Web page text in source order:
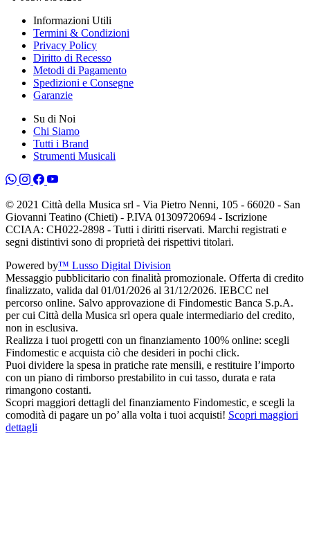
Informazioni Utili
Termini & Condizioni
Privacy Policy
Diritto di Recesso
Metodi di Pagamento
Spedizioni e Consegne
Garanzie
Su di Noi
Chi Siamo
Tutti i Brand
Strumenti Musicali
© 2021 Città della Musica srl - Via Pietro Nenni, 105 - 66020 - San
Giovanni Teatino (Chieti) - P.IVA 01309720694 - Iscrizione
CCIAA: CH022-2898 - Tutti i diritti riservati. Marchi registrati e
segni distintivi sono di proprietà dei rispettivi titolari.
Powered by™ Lusso Digital Division
Messaggio pubblicitario con finalità promozionale. Offerta di credito
finalizzato, valida dal 01/01/2026 al 31/12/2026. IEBCC nel
percorso online. Salvo approvazione di Findomestic Banca S.p.A.
per cui Città della Musica srl opera quale intermediario del credito,
non in esclusiva.
Realizza i tuoi progetti con un finanziamento 100% online: scegli
Findomestic e acquista ciò che desideri in pochi click.
Puoi dividere la spesa in pratiche rate mensili, e restituire l’importo
con un piano di rimborso prestabilito in cui tasso, durata e rata
rimangono costanti.
Scopri maggiori dettagli del finanziamento Findomestic, e scegli la
comodità di pagare un po’ alla volta i tuoi acquisti! Scopri maggiori
dettagli